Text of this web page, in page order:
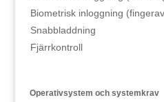
Biometrisk inloggning
Snabbladdning
Fjärrkontroll
Operativsystem och systemkrav